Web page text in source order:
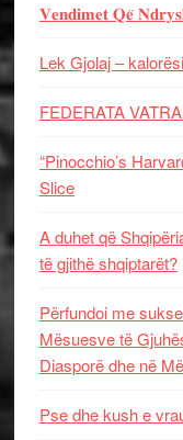
𝐕𝐞𝐧𝐝𝐢𝐦𝐞𝐭 𝐐𝐞̈
Lek Gjolaj –
FEDERATA
“Pinocchio’s
Slice
A duhet që
të gjithë shqiptarët?
Përfundoi me
Mësuesve të
Diasporë dhe në
Pse dhe kush e